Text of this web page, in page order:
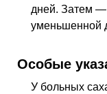
дней. Затем —
уменьшенной
Особые
У больных